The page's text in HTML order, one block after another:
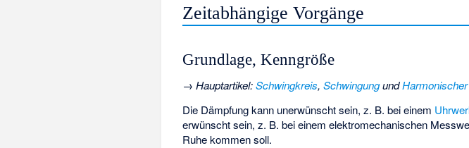
Zeitabhängige Vorgänge
Grundlage, Kenngröße
→Hauptartikel:Schwingkreis,Schwingungund
Die Dämpfung kann unerwünscht sein, z. B. bei einem
erwünscht sein, z. B. bei einem elektromechanischen
Ruhe kommen soll.